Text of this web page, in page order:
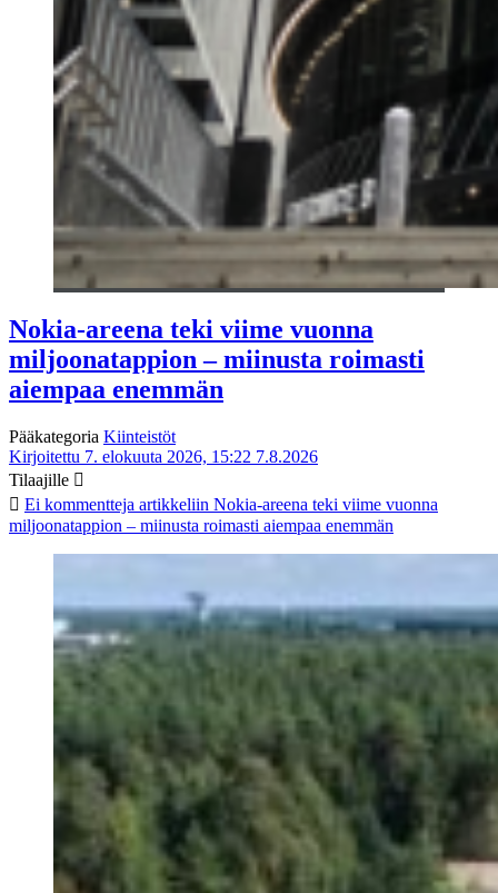
Nokia-areena teki viime vuonna
miljoonatappion – miinusta roimasti
aiempaa enemmän
Pääkategoria Kiinteistöt
Kirjoitettu 7. elokuuta 2026, 15:22 7.8.2026
Tilaajille
Ei kommentteja artikkeliin Nokia-areena teki viime vuonna
miljoonatappion – miinusta roimasti aiempaa enemmän